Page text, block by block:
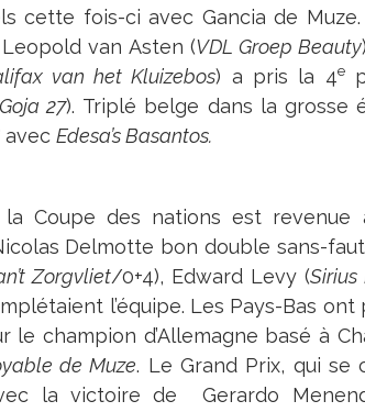
cette fois-ci avec Gancia de
van Asten (VDL Groep Beauty
van het Kluizebos) a pris la 4e
27). Triplé belge dans la grosse
avec Edesa’s Basantos.
la Coupe des nations est
Delmotte bon double sans-
Zorgvliet/0+4), Edward Levy (
l’équipe. Les Pays-Bas ont
le champion d’Allemagne basé à
de Muze. Le Grand Prix, qui se
la victoire de Gerardo